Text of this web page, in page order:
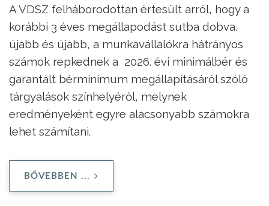
A VDSZ felháborodottan értesült arról, hogy a
korábbi 3 éves megállapodást sutba dobva,
újabb és újabb, a munkavállalókra hátrányos
számok repkednek a 2026. évi minimálbér és
garantált bérminimum megállapításáról szóló
tárgyalások színhelyéről, melynek
eredményeként egyre alacsonyabb számokra
lehet számítani.
BŐVEBBEN ...